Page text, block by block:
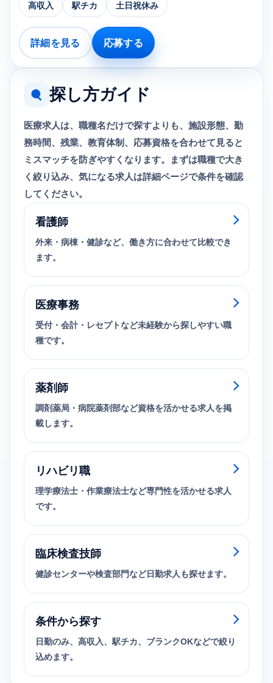
高収入 駅チカ 土日祝休み
詳細を見る 応募する
探し方ガイド
医療求人は、職種名だけで探すよりも、施設形態、勤
務時間、残業、教育体制、応募資格を合わせて見ると
ミスマッチを防ぎやすくなります。まずは職種で大き
く絞り込み、気になる求人は詳細ページで条件を確認
してください。
看護師
外来・病棟・健診など、働き方に合わせて比較でき
ます。
医療事務
受付・会計・レセプトなど未経験から探しやすい職
種です。
薬剤師
調剤薬局・病院薬剤部など資格を活かせる求人を掲
載します。
リハビリ職
理学療法士・作業療法士など専門性を活かせる求人
です。
臨床検査技師
健診センターや検査部門など日勤求人も探せます。
条件から探す
日勤のみ、高収入、駅チカ、ブランクOKなどで絞り
込めます。